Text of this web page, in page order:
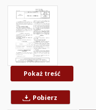
Pokaż treść
Pobierz